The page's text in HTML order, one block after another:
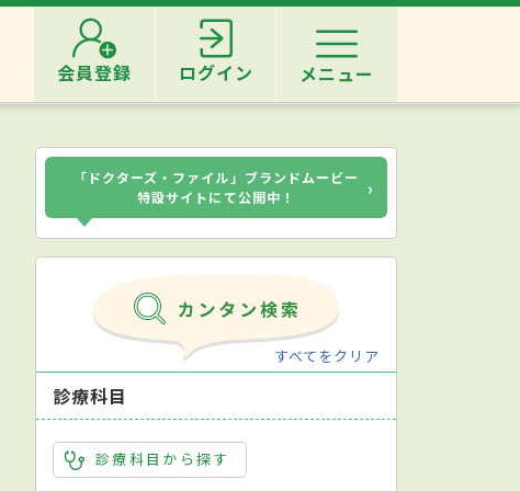
会員登録 ログイン メニュー
「ドクターズ・ファイル」ブランドムービー
特設サイトにて公開中！
›
すべてをクリア
診療科目
診療科目から探す